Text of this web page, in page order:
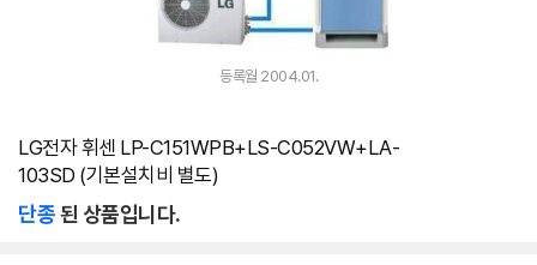
등록월 2004.01.
LG전자 휘센 LP-C151WPB+LS-C052VW+LA-
103SD (기본설치비 별도)
단종된 상품입니다.